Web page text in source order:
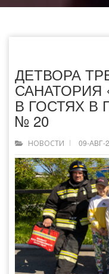
ДЕТВОРА
САНАТОРИЯ
В ГОСТЯХ В
№ 20
НОВОСТИ 09-АВГ-